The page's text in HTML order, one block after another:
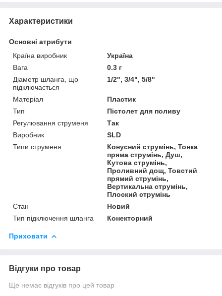
Характеристики
Основні атрибути
Країна виробник
Україна
Вага
0.3 г
Діаметр шланга, що
підключається
1/2", 3/4", 5/8"
Матеріал
Пластик
Тип
Пістолет для поливу
Регулювання струменя
Так
Виробник
SLD
Типи струменя
Конусний струмінь, Тонка
пряма струмінь, Душ,
Кутова струмінь,
Проливний дощ, Товстий
прямий струмінь,
Вертикальна струмінь,
Плоский струмінь
Стан
Новий
Тип підключення шланга
Конекторний
Приховати
Відгуки про товар
Ще немає відгуків про цей товар